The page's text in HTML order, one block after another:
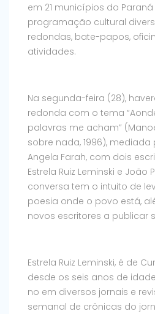
em 21 municípios do
programação cultural
redondas, bate-papos,
atividades.
Na segunda-feira (28),
redonda com o tema
palavras me acham”
sobre nada, 1996),
Angela Farah, com dois
Estrela Ruiz Leminski e João
conversa tem o intuito de
poesia onde o povo está,
novos escritores a publicar
Estrela Ruiz Leminski, é de
desde os seis anos de
no em diversos jornais e
semanal de crônicas do